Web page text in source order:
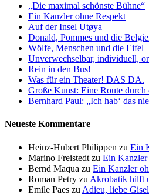
„Die maximal schönste Bühne“
Ein Kanzler ohne Respekt
Auf der Insel Utøya
Donald, Pommes und die
Wölfe, Menschen und die Eifel
Unverwechselbar, individuell,
Rein in den Bus!
Was für ein Theater! DAS DA.
Große Kunst: Eine Route durch
Bernhard Paul: „Ich hab‘ das
Neueste Kommentare
Heinz-Hubert Philippen zu Ein
Marino Freistedt zu Ein Kanzler
Bernd Maqua zu Ein Kanzler
Roman Petry zu Akrobatik hilft
Emile Paes zu Adieu, liebe